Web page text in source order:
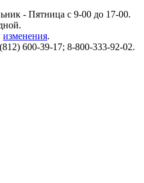
- Пятница с 9-00 до 17-00.
изменения.
600-39-17; 8-800-333-92-02.